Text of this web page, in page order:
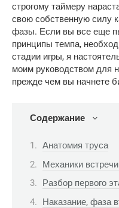
строгому таймеру
свою собственную силу
фазы. Если вы все еще
принципы темпа,
стадии игры, я
моим руководством для
прежде чем вы начнете
Содержание
Анатомия труса
Механики
Разбор первого
Наказание, фаза